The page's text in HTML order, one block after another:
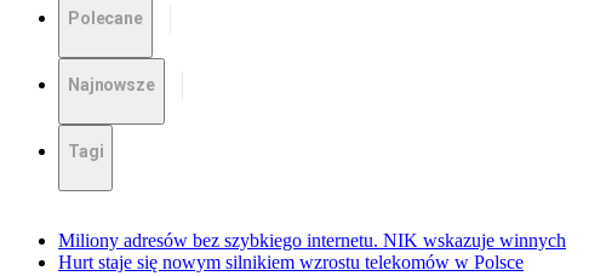
Polecane
Najnowsze
Tagi
Miliony adresów bez szybkiego internetu. NIK wskazuje winnych
Hurt staje się nowym silnikiem wzrostu telekomów w Polsce